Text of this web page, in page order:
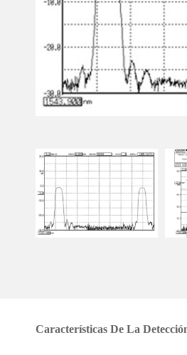
Características De La